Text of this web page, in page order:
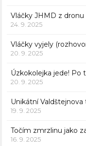
Vláčky JHMD z dronu
24. 9. 2025
Vláčky vyjely
20. 9. 2025
Úzkokolejka jede! Po
20. 9. 2025
Unikátní
19. 9. 2025
Točím zmrzlinu jako
16. 9. 2025